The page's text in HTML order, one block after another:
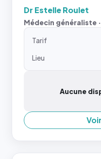
Dr Estelle Roulet
Médecin généraliste
Tarif
Lieu
Aucune